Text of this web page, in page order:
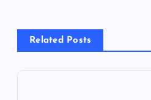
ビRelated Posts